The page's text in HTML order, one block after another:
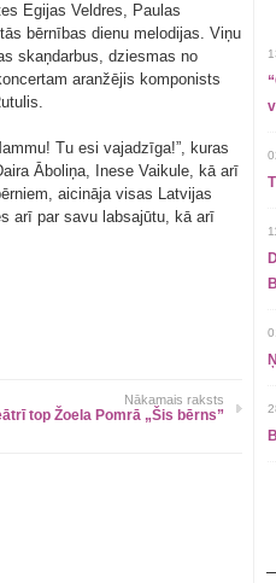
Egijas Veldres, Paulas
bērnības dienu melodijas. Viņu
skaņdarbus, dziesmas no
aranžējis komponists
Tu esi vajadzīga!”, kuras
Āboliņa, Inese Vaikule, kā arī
aicināja visas Latvijas
arī par savu labsajūtu, kā arī
Nākamais raksts
top Žoela Pomrā „Šis bērns”